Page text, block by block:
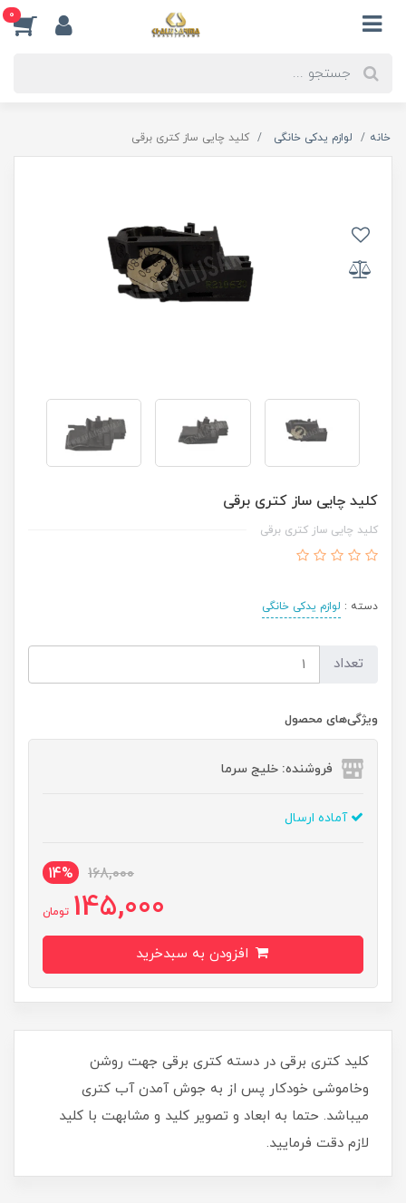
0
خانه لوازم یدکی خانگی کلید چایی ساز کتری برقی
کلید چایی ساز کتری برقی
کلید چایی ساز کتری برقی
دسته : لوازم یدکی خانگی
تعداد
ویژگی‌های محصول
فروشنده: خلیج سرما
آماده ارسال
168,000
14%
145,000 تومان
کلید کتری برقی در دسته کتری برقی جهت روشن
وخاموشی خودکار پس از به جوش آمدن آب کتری
میباشد. حتما به ابعاد و تصویر کلید و مشابهت با کلید
لازم دقت فرمایید.